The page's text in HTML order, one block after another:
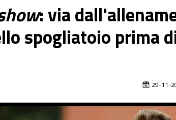
: via
spogliatoio prima
29-11-